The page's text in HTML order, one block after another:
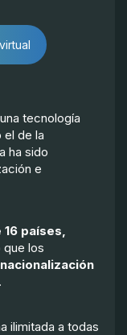
tecnología
el de la
ha sido
e
16 países,
que los
ilimitada a todas